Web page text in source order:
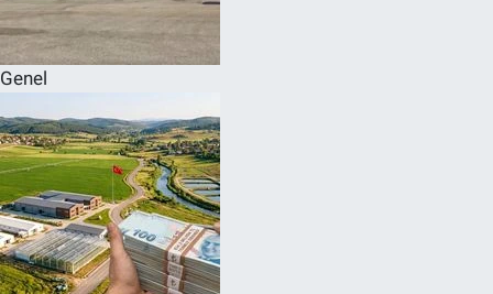
Genel